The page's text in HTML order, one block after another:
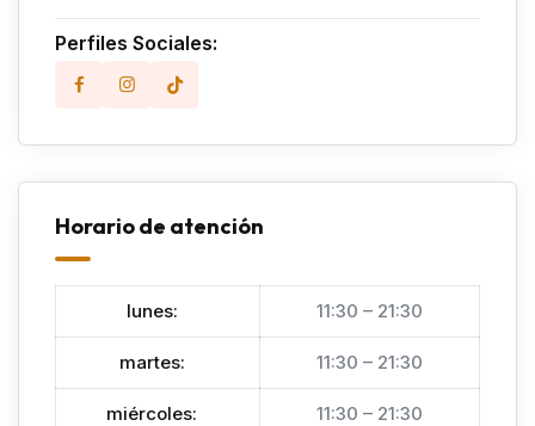
Perfiles Sociales:
Horario de atención
lunes: 11:30 – 21:30
martes: 11:30 – 21:30
miércoles: 11:30 – 21:30